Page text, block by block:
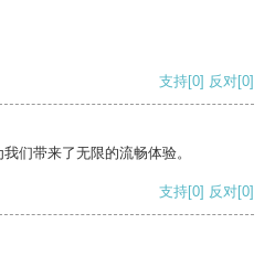
支持[0] 反对[0]
们带来了无限的流畅体验。
支持[0] 反对[0]